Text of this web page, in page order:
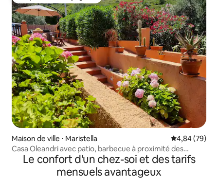
Maison de ville ⋅ Maristella Évaluation
4,84 (79)
Casa Oleandri avec patio, barbecue à proximité des
plages
Le confort d'un chez-soi et des tarifs
mensuels avantageux